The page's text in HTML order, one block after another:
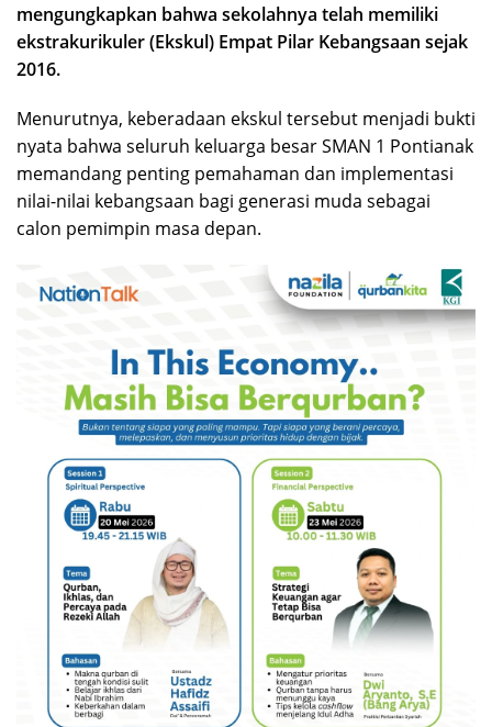
mengungkapkan bahwa sekolahnya telah memiliki
ekstrakurikuler (Ekskul) Empat Pilar Kebangsaan sejak
2016.
Menurutnya, keberadaan ekskul tersebut menjadi bukti
nyata bahwa seluruh keluarga besar SMAN 1 Pontianak
memandang penting pemahaman dan implementasi
nilai-nilai kebangsaan bagi generasi muda sebagai
calon pemimpin masa depan.